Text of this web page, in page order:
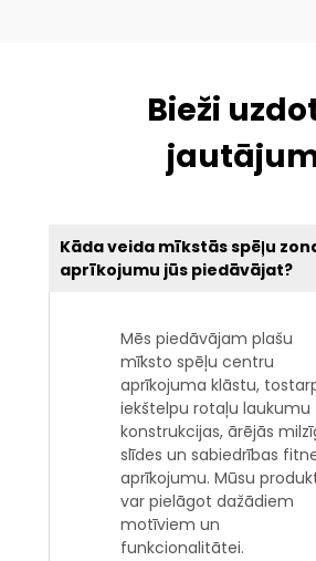
Bieži
Kāda veida mīkstās spēļu
aprīkojumu jūs piedāvājat?
Mēs piedāvājam plašu
mīksto spēļu centru
aprīkojuma klāstu,
iekštelpu rotaļu laukumu
konstrukcijas, ārējās
slīdes un sabiedrības
aprīkojumu. Mūsu
var pielāgot dažādiem
motīviem un
funkcionalitātei.